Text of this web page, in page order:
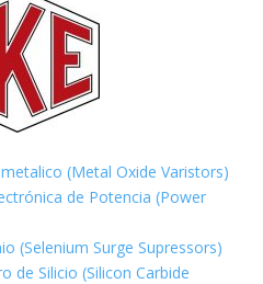
(Metal Oxide Varistors)
de Potencia (Power
(Selenium Surge Supressors)
de Silicio (Silicon Carbide